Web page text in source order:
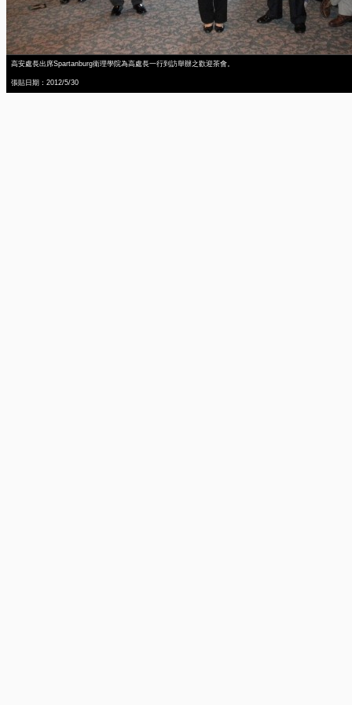
高安處長出席Spartanburg衛理學院為高處長一行到訪舉辦之歡迎茶會。
張貼日期：2012/5/30